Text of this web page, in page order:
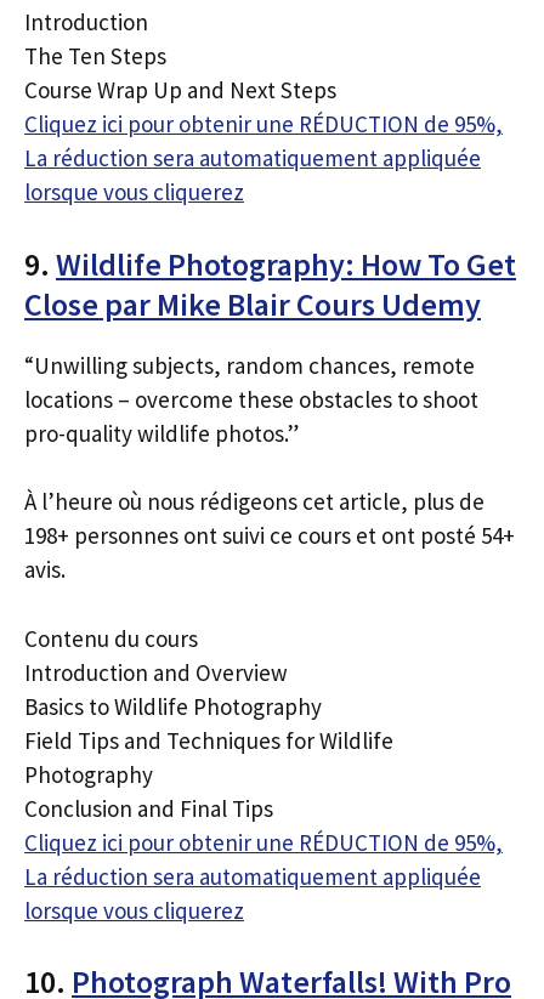
Introduction
The Ten Steps
Course Wrap Up and Next Steps
Cliquez ici pour obtenir une RÉDUCTION de 95%,
La réduction sera automatiquement appliquée
lorsque vous cliquerez
9. Wildlife Photography: How To Get
Close par Mike Blair Cours Udemy
“Unwilling subjects, random chances, remote
locations – overcome these obstacles to shoot
pro-quality wildlife photos.”
À l’heure où nous rédigeons cet article, plus de
198+ personnes ont suivi ce cours et ont posté 54+
avis.
Contenu du cours
Introduction and Overview
Basics to Wildlife Photography
Field Tips and Techniques for Wildlife
Photography
Conclusion and Final Tips
Cliquez ici pour obtenir une RÉDUCTION de 95%,
La réduction sera automatiquement appliquée
lorsque vous cliquerez
10. Photograph Waterfalls! With Pro